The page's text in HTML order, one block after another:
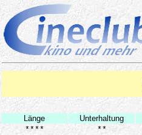
Länge Unterhaltung
****
**